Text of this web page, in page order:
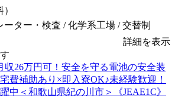
ーター・検査 / 化学系工場 / 交替制
詳細を表示